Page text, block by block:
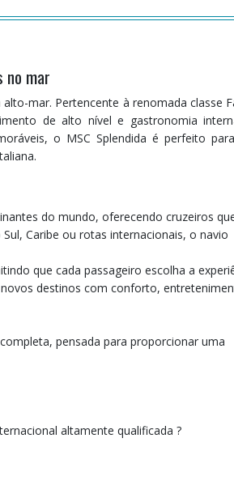
no mar
mar. Pertencente à renomada classe
de alto nível e gastronomia
o MSC Splendida é perfeito
do mundo, oferecendo cruzeiros
Caribe ou rotas internacionais, o navio
que cada passageiro escolha a
novos destinos com conforto,
pensada para proporcionar uma
altamente qualificada ?